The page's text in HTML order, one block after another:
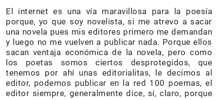
El internet es una vía maravillosa para la poesía
porque, yo que soy novelista, si me atrevo a sacar
una novela pues mis editores primero me demandan
y luego no me vuelven a publicar nada. Porque ellos
sacan ventaja económica de la novela, pero como
los poetas somos ciertos desprotegidos, que
tenemos por ahí unas editorialitas, le decimos al
editor, podemos publicar en la red 100 poemas, el
editor siempre, generalmente dice, sí, claro, porque